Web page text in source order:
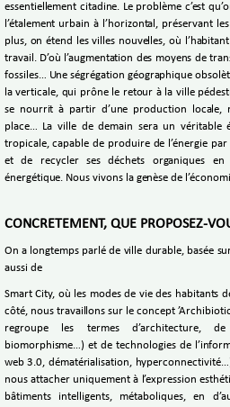
essentiellement citadine. Le problème c’est
l’étalement urbain à l’horizontal, préservant
plus, on étend les villes nouvelles, où
travail. D’où l’augmentation des moyens de
fossiles… Une ségrégation géographique
la verticale, qui prône le retour à la ville
se nourrit à partir d’une production locale,
place… La ville de demain sera un véritable
tropicale, capable de produire de l’énergie
et de recycler ses déchets organiques
énergétique. Nous vivons la genèse de
CONCRETEMENT, QUE PROPOSEZ-
On a longtemps parlé de ville durable, basée
aussi de
Smart City, où les modes de vie des habitants
côté, nous travaillons sur le concept
regroupe les termes d’architecture, de
biomorphisme…) et de technologies de
web 3.0, dématérialisation,
nous attacher uniquement à l’expression
bâtiments intelligents, métaboliques, en